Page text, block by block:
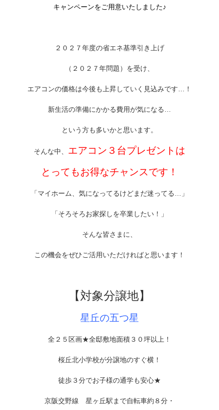
キャンペーンをご用意いたしました♪
２０２７年度の省エネ基準引き上げ
（２０２７年問題）を受け、
エアコンの価格は今後も上昇していく見込みです…！
新生活の準備にかかる費用が気になる…
という方も多いかと思います。
そんな中、 エアコン３台プレゼントは
とってもお得なチャンスです！
「マイホーム、気になってるけどまだ迷ってる…」
「そろそろお家探しを卒業したい！」
そんな皆さまに、
この機会をぜひご活用いただければと思います！
【対象分譲地】
星丘の五つ星
全２５区画★全邸敷地面積３０坪以上！
桜丘北小学校が分譲地のすぐ横！
徒歩３分でお子様の通学も安心★
京阪交野線 星ヶ丘駅まで自転車約８分・